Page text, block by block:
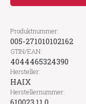
Produktnummer:
005-271010102162
GTIN/EAN:
4044465324390
Hersteller:
HAIX
Herstellernummer:
610023.11.0